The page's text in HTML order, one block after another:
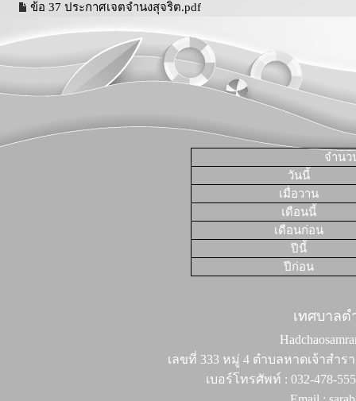
ข้อ 37 ประกาศเจตจำนงสุจริต.pdf
จำนว
วันนี้
เมื่อวาน
เดือนนี้
เดือนก่อน
ปีนี้
ปีก่อน
เทศบาล
เลขที่ 333 หมู่ 4 ตำบลหาดเจ้าสำร
เบอร์โทรศัพท์ : 032-478-